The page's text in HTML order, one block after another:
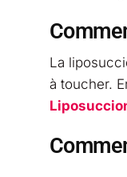
La
à toucher.